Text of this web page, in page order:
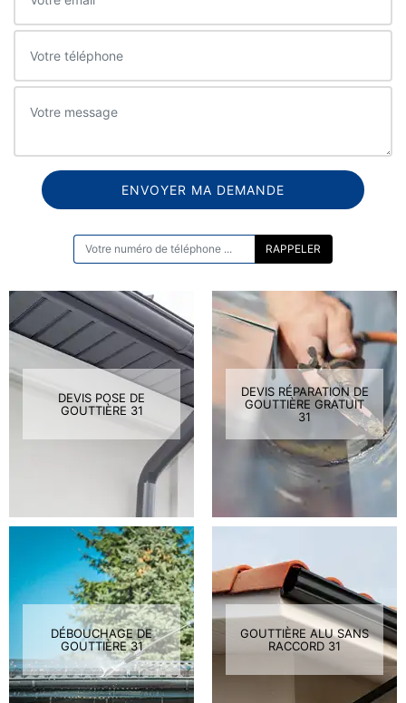
DEVIS POSE DE
GOUTTIÈRE 31
DEVIS RÉPARATION DE
GOUTTIÈRE GRATUIT
31
DÉBOUCHAGE DE
GOUTTIÈRE 31
GOUTTIÈRE ALU SANS
RACCORD 31